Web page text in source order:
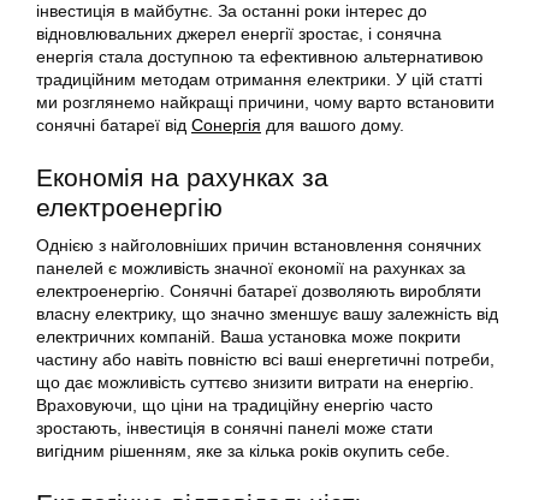
інвестиція в майбутнє. За останні роки інтерес до
відновлювальних джерел енергії зростає, і сонячна
енергія стала доступною та ефективною альтернативою
традиційним методам отримання електрики. У цій статті
ми розглянемо найкращі причини, чому варто встановити
сонячні батареї від Сонергія для вашого дому.
Економія на рахунках за
електроенергію
Однією з найголовніших причин встановлення сонячних
панелей є можливість значної економії на рахунках за
електроенергію. Сонячні батареї дозволяють виробляти
власну електрику, що значно зменшує вашу залежність від
електричних компаній. Ваша установка може покрити
частину або навіть повністю всі ваші енергетичні потреби,
що дає можливість суттєво знизити витрати на енергію.
Враховуючи, що ціни на традиційну енергію часто
зростають, інвестиція в сонячні панелі може стати
вигідним рішенням, яке за кілька років окупить себе.